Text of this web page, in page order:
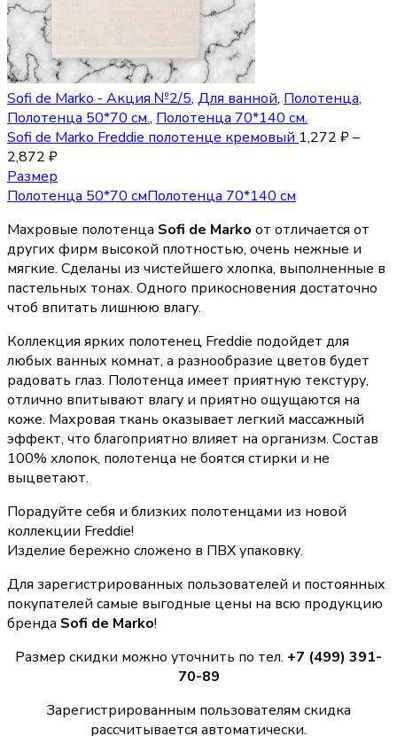
Sofi de Marko - Акция №2/5, Для ванной, Полотенца,
Полотенца 50*70 см., Полотенца 70*140 см.
Sofi de Marko Freddie полотенце кремовый 1,272 ₽–
2,872 ₽
Размер
Полотенца 50*70 смПолотенца 70*140 см
Махровые полотенца Sofi de Marko от отличается от
других фирм высокой плотностью, очень нежные и
мягкие. Сделаны из чистейшего хлопка, выполненные в
пастельных тонах. Одного прикосновения достаточно
чтоб впитать лишнюю влагу.
Коллекция ярких полотенец Freddie подойдет для
любых ванных комнат, а разнообразие цветов будет
радовать глаз. Полотенца имеет приятную текстуру,
отлично впитывают влагу и приятно ощущаются на
коже. Махровая ткань оказывает легкий массажный
эффект, что благоприятно влияет на организм. Состав
100% хлопок, полотенца не боятся стирки и не
выцветают.
Порадуйте себя и близких полотенцами из новой
коллекции Freddie!
Изделие бережно сложено в ПВХ упаковку.
Для зарегистрированных пользователей и постоянных
покупателей самые выгодные цены на всю продукцию
бренда Sofi de Marko!
Размер скидки можно уточнить по тел. +7 (499) 391-
70-89
Зарегистрированным пользователям скидка
рассчитывается автоматически.